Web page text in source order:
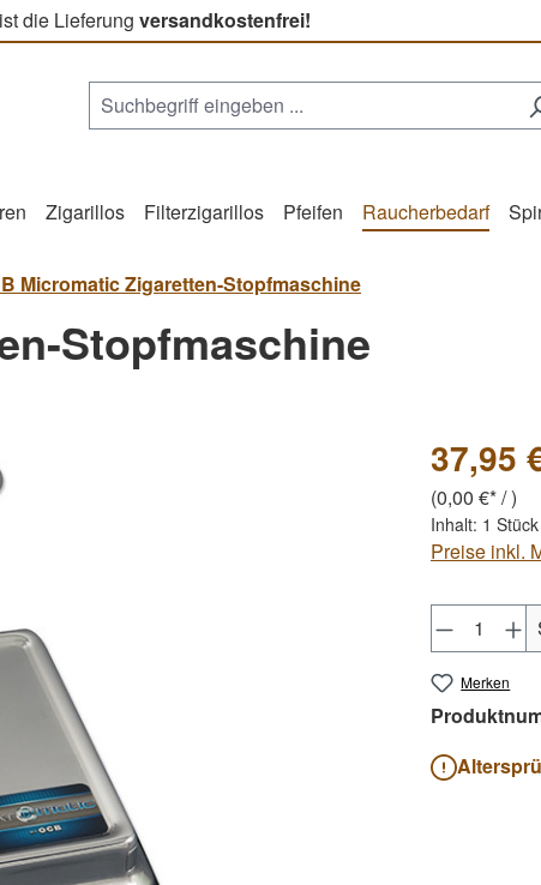
die Lieferung versandkostenfrei!
Zigarillos Filterzigarillos Pfeifen Raucherbedarf
Micromatic Zigaretten-Stopfmaschine
Stopfmaschine
37,95
(0,00 €* / )
Inhalt: 1 Stück
Preise inkl.
Merken